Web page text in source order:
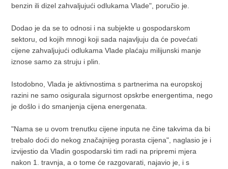
benzin ili dizel zahvaljujući odlukama Vlade", poručio je.
Dodao je da se to odnosi i na subjekte u gospodarskom
sektoru, od kojih mnogi koji sada najavljuju da će povećati
cijene zahvaljujući odlukama Vlade plaćaju milijunski manje
iznose samo za struju i plin.
Istodobno, Vlada je aktivnostima s partnerima na europskoj
razini ne samo osigurala sigurnost opskrbe energentima, nego
je došlo i do smanjenja cijena energenata.
"Nama se u ovom trenutku cijene inputa ne čine takvima da bi
trebalo doći do nekog značajnijeg porasta cijena", naglasio je i
izvijestio da Vladin gospodarski tim radi na pripremi mjera
nakon 1. travnja, a o tome će razgovarati, najavio je, i s